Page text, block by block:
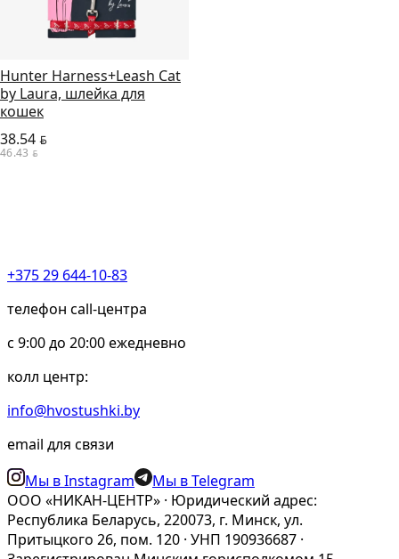
Hunter Harness+Leash Cat
by Laura, шлейка для
кошек
38.54 BYN
46.43 BYN
+375 29 644-10-83
телефон call-центра
c 9:00 до 20:00 ежедневно
колл центр:
info@hvostushki.by
email для связи
Мы в Instagram
Мы в Telegram
ООО «НИКАН-ЦЕНТР» · Юридический адрес:
Республика Беларусь, 220073, г. Минск, ул.
Притыцкого 26, пом. 120 · УНП 190936687 ·